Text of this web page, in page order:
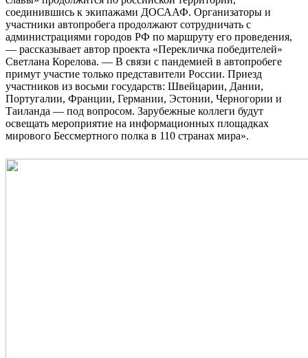
соединившись к экипажами ДОСААФ. Организаторы и
участники автопробега продолжают сотрудничать с
администрациями городов РФ по маршруту его проведения,
— рассказывает автор проекта «Перекличка победителей»
Светлана Корелова. — В связи с пандемией в автопробеге
примут участие только представители России. Приезд
участников из восьми государств: Швейцарии, Дании,
Португалии, Франции, Германии, Эстонии, Черногории и
Таиланда — под вопросом. Зарубежные коллеги будут
освещать мероприятие на информационных площадках
мирового Бессмертного полка в 110 странах мира».